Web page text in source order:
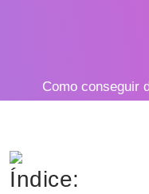
Como conseguir
Índice: